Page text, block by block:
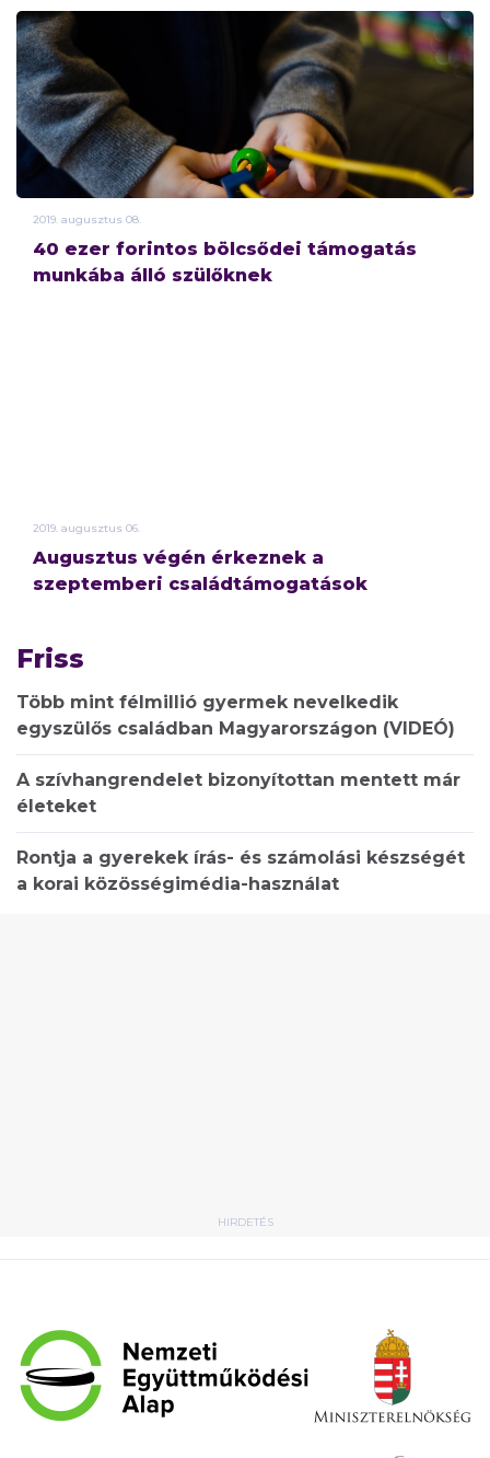
2019. augusztus 08.
40 ezer forintos bölcsődei támogatás
munkába álló szülőknek
2019. augusztus 06.
Augusztus végén érkeznek a
szeptemberi családtámogatások
Friss
Több mint félmillió gyermek nevelkedik
egyszülős családban Magyarországon (VIDEÓ)
A szívhangrendelet bizonyítottan mentett már
életeket
Rontja a gyerekek írás- és számolási készségét
a korai közösségimédia-használat
HIRDETÉS